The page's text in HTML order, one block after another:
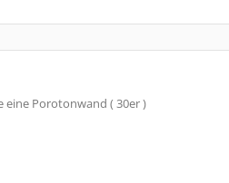
eine Porotonwand ( 30er )